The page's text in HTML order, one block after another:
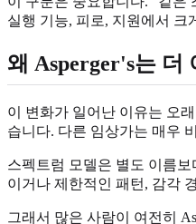
실행 기능, 피로, 지원에서 크
왜 Asperger's는 더
이 변화가 일어난 이유는 오
습니다. 다른 임상가는 매우
스펙트럼 모델은 별도 이름
이거나 제한적인 패턴, 감각
그래서 많은 사람이 여전히